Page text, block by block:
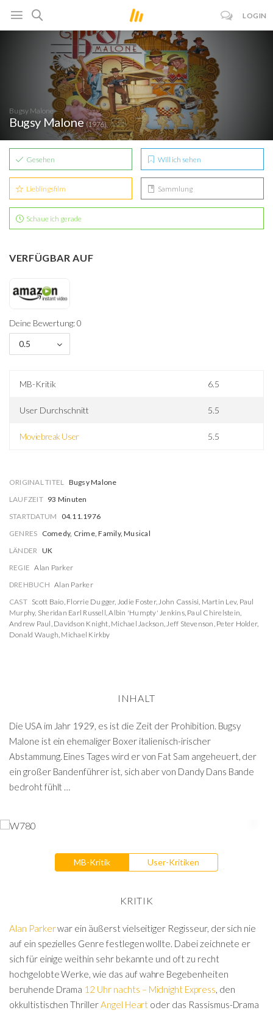
LOGIN
Bugsy Malone
Bugsy Malone(1976)
Gesehen Will ich sehen
Lieblingsfilm Sammlung
Schaue ich gerade
VERFÜGBAR AUF
Deine Bewertung: 0
0.5
MB-Kritik 6.5
User Durchschnitt 5.5
Moviebreak User 5.5
ORIGINAL TITEL Bugsy Malone
LAUFZEIT 93 Minuten
STARTDATUM
04.11.1976
GENRES Comedy, Crime, Family, Musical
LÄNDER UK
REGIE Alan Parker
DREHBUCH Alan Parker
CAST Scott Baio, Florrie Dugger, Jodie Foster,John Cassisi, Martin Lev, Paul
Murphy, Sheridan Earl Russell,Albin 'Humpty' Jenkins, Paul Chirelstein,
Andrew Paul, Davidson Knight, Michael Jackson,Jeff Stevenson, Peter Holder,
Donald Waugh, Michael Kirkby
INHALT
Die USA im Jahr 1929, es ist die Zeit der Prohibition. Bugsy
Malone ist ein ehemaliger Boxer italienisch-irischer
Abstammung. Eines Tages wird er von Fat Sam angeheuert, der
ein großer Bandenführer ist, sich aber von Dandy Dans Bande
bedroht fühlt …
MB-Kritik User-Kritiken
KRITIK
Alan Parkerwar ein äußerst vielseitiger Regisseur, der sich nie
auf ein spezielles Genre festlegen wollte. Dabei zeichnete er
sich für einige weithin sehr bekannte und oft zu recht
hochgelobte Werke, wie das auf wahre Begebenheiten
beruhende Drama 12 Uhr nachts – Midnight Express , den
okkultistischen Thriller Angel Heart oder das Rassismus-Drama